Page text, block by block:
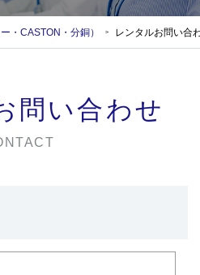
・CASTON・分銅） レンタルお問い合
問い合わせ